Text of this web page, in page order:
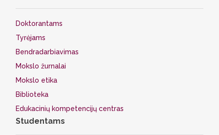
Doktorantams
Tyrėjams
Bendradarbiavimas
Mokslo žurnalai
Mokslo etika
Biblioteka
Edukacinių kompetencijų centras
Studentams